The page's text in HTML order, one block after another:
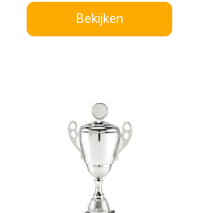
Bekijken